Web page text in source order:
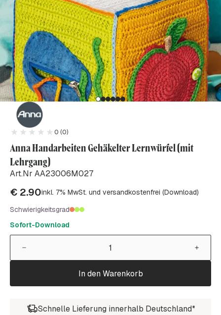
0 (0)
Anna Handarbeiten Gehäkelter Lernwürfel (mit
Lehrgang)
Art.Nr AA23006M027
€ 2.90inkl. 7% MwSt. und versandkostenfrei (Download)
Schwierigkeitsgrad
Sofort-Download
In den Warenkorb
Schnelle Lieferung innerhalb Deutschland*